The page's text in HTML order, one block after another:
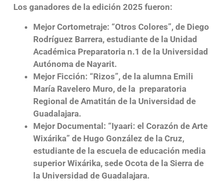
Los ganadores de la edición 2025 fueron:
Mejor Cortometraje: “Otros Colores”, de Diego
Rodríguez Barrera, estudiante de la Unidad
Académica Preparatoria n.1 de la Universidad
Autónoma de Nayarit.
Mejor Ficción: “Rizos”, de la alumna Emili
María Ravelero Muro, de la preparatoria
Regional de Amatitán de la Universidad de
Guadalajara.
Mejor Documental: “Iyaari: el Corazón de Arte
Wixárika” de Hugo González de la Cruz,
estudiante de la escuela de educación media
superior Wixárika, sede Ocota de la Sierra de
la Universidad de Guadalajara.